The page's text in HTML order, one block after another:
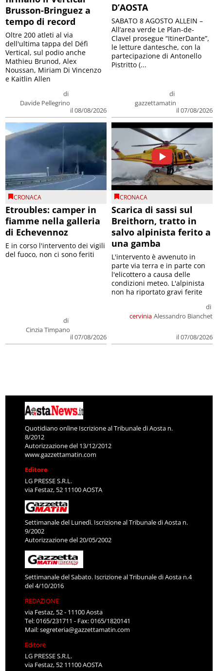
Brusson-Bringuez a
tempo di record
di
Davide Pellegrino
il 08/08/2026
Oltre 200 atleti al via
dell'ultima tappa del Défì
Vertical, sul podio anche
Mathieu Brunod, Alex
Noussan, Miriam Di Vincenzo
e Kaitlin Allen
D’AOSTA
di
gazzettamatin
il 07/08/2026
SABATO 8 AGOSTO ALLEIN –
All’area verde Le Plan-de-
Clavel prosegue “ItinerDante”,
le letture dantesche, con la
partecipazione di Antonello
Pistritto (...
CRONACA
Etroubles: camper in
fiamme nella galleria
di Echevennoz
di
Cinzia Timpano
il 07/08/2026
E in corso l'intervento dei vigili
del fuoco, non ci sono feriti
CRONACA
Scarica di sassi sul
Breithorn, tratto in
salvo alpinista ferito a
una gamba
cervinia
di
Alessandro Bianchet
il 07/08/2026
L'intervento è avvenuto in
parte via terra e in parte con
l'elicottero a causa delle
condizioni meteo. L'alpinista
non ha riportato gravi ferite
Quotidiano online Iscrizione al Tribunale di Aosta n.
8/2012
Autorizzazione del 13/12/2012
www.gazzettamatin.com
Editore
LG PRESSE S.R.L.
via Festaz, 52 11100 AOSTA
Settimanale del Lunedì. Iscrizione al Tribunale di Aosta n.
9/2002
Autorizzazione del 20/05/2002
Settimanale del Sabato. Iscrizione al Tribunale di Aosta n.4
del 4/10/2016
REDAZIONE
via Festaz, 52 - 11100 Aosta
Tel: 0165/231711 - Fax: 0165/1820141
Mail:segreteria@gazzettamatin.com
Editore
LG PRESSE S.R.L.
via Festaz, 52 11100 AOSTA